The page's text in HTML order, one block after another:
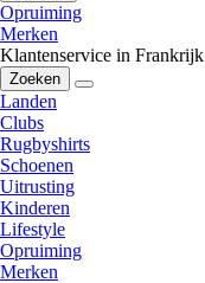
Opruiming
Merken
Klantenservice in Frankrijk
Zoeken
Landen
Clubs
Rugbyshirts
Schoenen
Uitrusting
Kinderen
Lifestyle
Opruiming
Merken